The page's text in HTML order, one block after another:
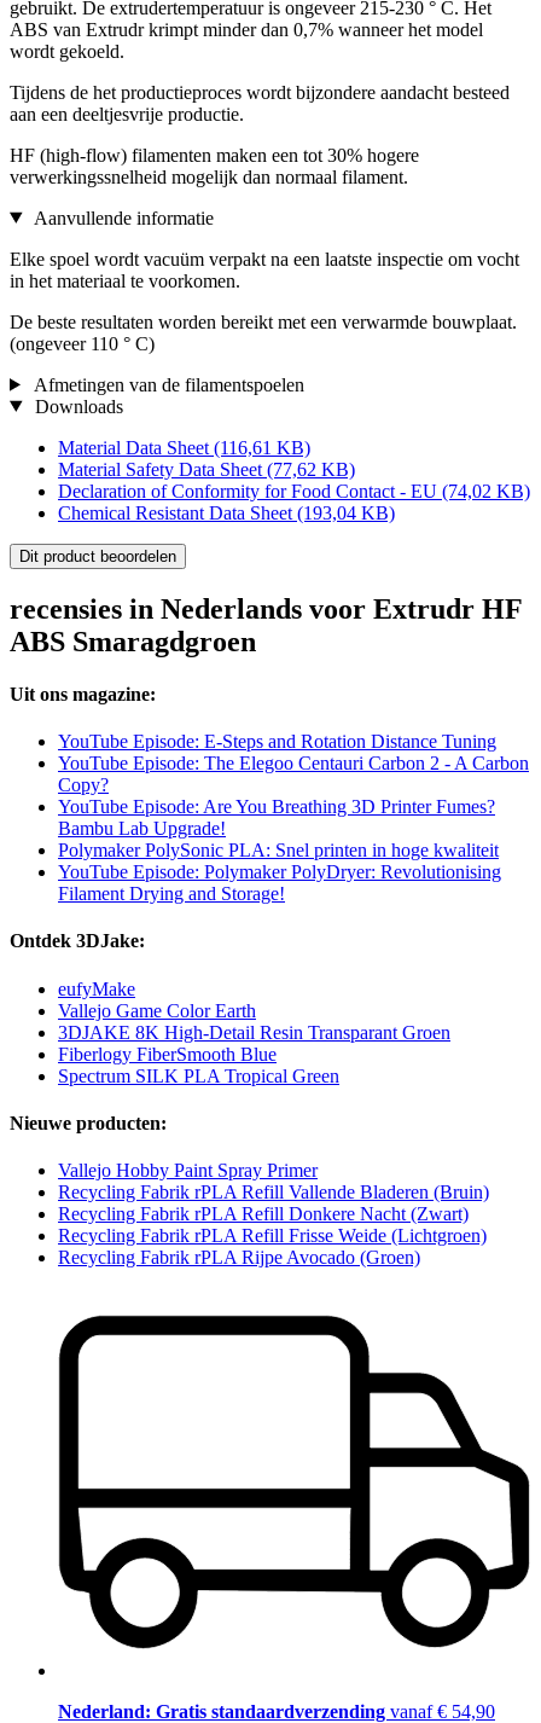
gebruikt. De extrudertemperatuur is ongeveer 215-230 ° C. Het
ABS van Extrudr krimpt minder dan 0,7% wanneer het model
wordt gekoeld.
Tijdens de het productieproces wordt bijzondere aandacht besteed
aan een deeltjesvrije productie.
HF (high-flow) filamenten maken een tot 30% hogere
verwerkingssnelheid mogelijk dan normaal filament.
Aanvullende informatie
Elke spoel wordt vacuüm verpakt na een laatste inspectie om vocht
in het materiaal te voorkomen.
De beste resultaten worden bereikt met een verwarmde bouwplaat.
(ongeveer 110 ° C)
Afmetingen van de filamentspoelen
Downloads
Material Data Sheet (116,61 KB)
Material Safety Data Sheet (77,62 KB)
Declaration of Conformity for Food Contact - EU (74,02 KB)
Chemical Resistant Data Sheet (193,04 KB)
Dit product beoordelen
recensies in Nederlands voor Extrudr HF
ABS Smaragdgroen
Uit ons magazine:
YouTube Episode: E-Steps and Rotation Distance Tuning
YouTube Episode: The Elegoo Centauri Carbon 2 - A Carbon
Copy?
YouTube Episode: Are You Breathing 3D Printer Fumes?
Bambu Lab Upgrade!
Polymaker PolySonic PLA: Snel printen in hoge kwaliteit
YouTube Episode: Polymaker PolyDryer: Revolutionising
Filament Drying and Storage!
Ontdek 3DJake:
eufyMake
Vallejo Game Color Earth
3DJAKE 8K High-Detail Resin Transparant Groen
Fiberlogy FiberSmooth Blue
Spectrum SILK PLA Tropical Green
Nieuwe producten:
Vallejo Hobby Paint Spray Primer
Recycling Fabrik rPLA Refill Vallende Bladeren (Bruin)
Recycling Fabrik rPLA Refill Donkere Nacht (Zwart)
Recycling Fabrik rPLA Refill Frisse Weide (Lichtgroen)
Recycling Fabrik rPLA Rijpe Avocado (Groen)
Nederland: Gratis standaardverzending vanaf € 54,90